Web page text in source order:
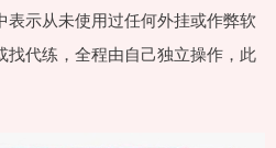
示从未使用过任何外挂或作弊软
代练，全程由自己独立操作，此